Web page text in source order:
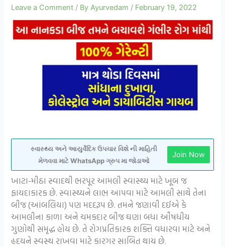
Leave a Comment / ByAyurvedam / February 19, 2022
સ્વાસ્થ્ય અને આયુર્વેદિક ઉપચાર વિશે ની માહિતી
મેળવવા માટે WhatsApp ગ્રુપ મા જોડાઓ
Join Now
ખાટા-મીઠા સ્વાદથી ભરપૂર આમલી સ્વાસ્થ્ય માટે ખૂબ જ
ફાયદાકારક છે. સ્વાસ્થ્યને લાભ આપવા માટે આમલી સાથે તેના
બીજ (આંબલિયા) પણ મદદરૂપ છે. તમને જણાવી દઈએ કે
આમલીના કાળા અને ચમકદાર બીજ ઘણા બધા ઔષધીય
ગુણોથી સમૃદ્ધ હોય છે. તે રોગપ્રતિકારક શક્તિ વધારવા માટે અને
હૃદયને સ્વસ્થ રાખવા માટે કારગર સાબિત થાય છે.